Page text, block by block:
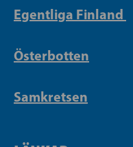
Egentliga Finland
Österbotten
Samkretsen